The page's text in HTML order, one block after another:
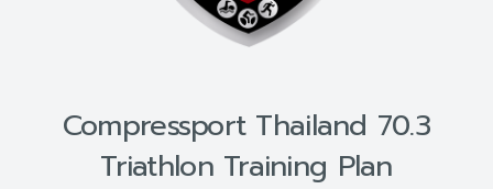
Compressport Thailand 70.3
Triathlon Training Plan